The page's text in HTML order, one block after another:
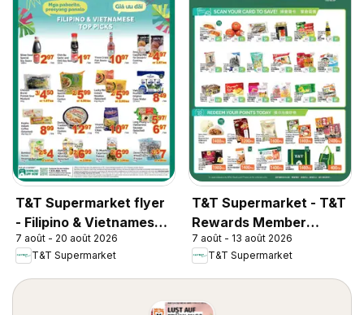
T&T Supermarket flyer
- Filipino & Vietnamese
Top Picks
7 août - 20 août 2026
T&T Supermarket
T&T Supermarket - T&T
Rewards Member
Benefit In-store flyer
7 août - 13 août 2026
T&T Supermarket